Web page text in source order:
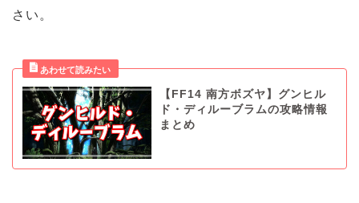
さい。
【FF14 南方ボズヤ】グンヒル
ド・ディルーブラムの攻略情報
まとめ